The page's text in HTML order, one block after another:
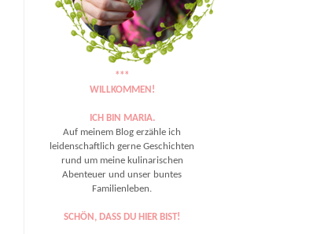
***
WILLKOMMEN!
ICH BIN MARIA.
Auf meinem Blog erzähle ich
leidenschaftlich gerne Geschichten
rund um meine kulinarischen
Abenteuer und unser buntes
Familienleben.
SCHÖN, DASS DU HIER BIST!